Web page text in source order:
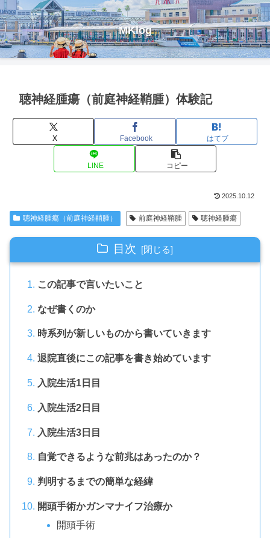
MKlog
聴神経腫瘍（前庭神経鞘腫）体験記
X Facebook はてブ
LINE コピー
2025.10.12
聴神経腫瘍（前庭神経鞘腫） 前庭神経鞘腫 聴神経腫瘍
目次
この記事で言いたいこと
なぜ書くのか
時系列が新しいものから書いていきます
退院直後にこの記事を書き始めています
入院生活1日目
入院生活2日目
入院生活3日目
自覚できるような前兆はあったのか？
判明するまでの簡単な経緯
開頭手術かガンマナイフ治療か
開頭手術